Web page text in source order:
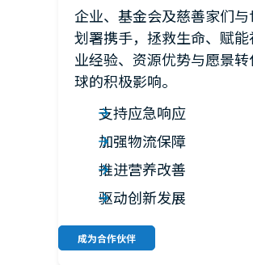
企业、基金会及慈善家们
划署携手，拯救生命、赋
业经验、资源优势与愿景
球的积极影响。
支持应急响应
加强物流保障
推进营养改善
驱动创新发展
成为合作伙伴